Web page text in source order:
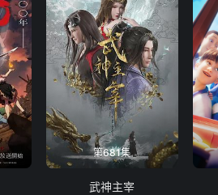
第681集
武神主宰